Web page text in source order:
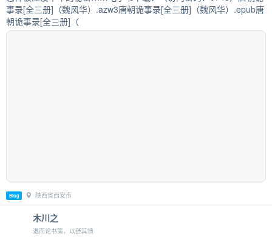
事录[全三册]（魏风华）.azw3唐朝诡事录[全三册]（魏风华）.epub唐
朝诡事录[全三册]（
Blog 陕西省西安市
木川之
退而论书策，以舒其愤